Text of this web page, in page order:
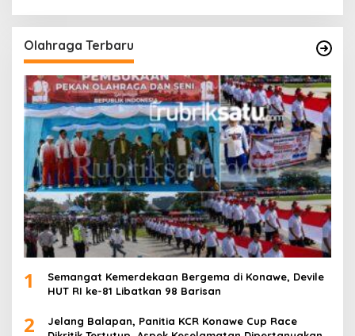
Olahraga Terbaru
1
Semangat Kemerdekaan Bergema di Konawe, Devile
HUT RI ke-81 Libatkan 98 Barisan
2
Jelang Balapan, Panitia KCR Konawe Cup Race